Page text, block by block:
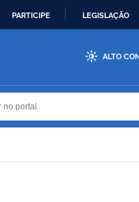
PARTICIPE LEGISLAÇÃO
ALTO